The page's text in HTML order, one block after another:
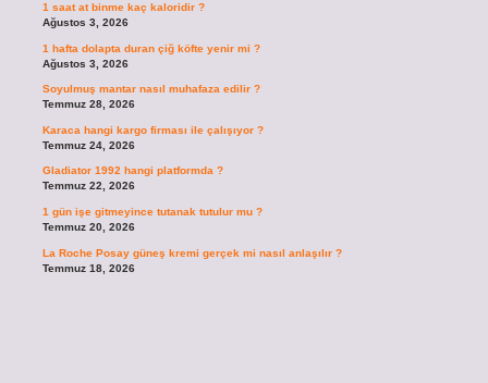
1 saat at binme kaç kaloridir ?
Ağustos 3, 2026
1 hafta dolapta duran çiğ köfte yenir mi ?
Ağustos 3, 2026
Soyulmuş mantar nasıl muhafaza edilir ?
Temmuz 28, 2026
Karaca hangi kargo firması ile çalışıyor ?
Temmuz 24, 2026
Gladiator 1992 hangi platformda ?
Temmuz 22, 2026
1 gün işe gitmeyince tutanak tutulur mu ?
Temmuz 20, 2026
La Roche Posay güneş kremi gerçek mi nasıl anlaşılır ?
Temmuz 18, 2026